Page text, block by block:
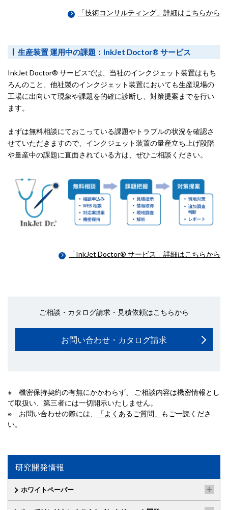
「技術コンサルティング」詳細はこちらから
生産装置 運用中の課題：InkJet Doctor® サービス
InkJet Doctor® サービスでは、当社のインクジェット装置はもち
ろんのこと、他社製のインクジェット装置においても生産現場の
工場に出向いて現象や課題を的確に診断し、対策提案までを行い
ます。
まずは無料相談にておこっている課題やトラブルの状況を確認さ
せていただきますので、インクジェット装置の量産立ち上げ段階
や量産中の課題に直面されている方は、ぜひご相談ください。
「InkJet Doctor® サービス」詳細はこちらから
ご相談・カタログ請求・見積依頼はこちらから
お問い合わせ・カタログ請求
※ 機密保持契約の有無にかかわらず、 ご相談内容は機密情報とし
て取扱い、第三者には一切開示いたしません。
※ お問い合わせの際には、
「よくあるご質問」 もご一読くださ
い。
研究開発情報
ホワイトペーパー